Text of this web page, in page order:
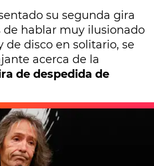
su segunda gira
de hablar muy ilusionado
de disco en solitario, se
acerca de la
de despedida de